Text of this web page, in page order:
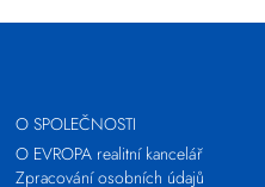
O SPOLEČNOSTI
O EVROPA realitní kancelář
Zpracování osobních údajů